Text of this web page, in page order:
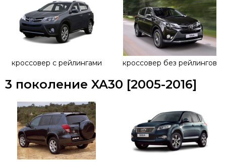
кроссовер с рейлингами кроссовер без рейлингов
3 поколение XA30 [2005-2016]